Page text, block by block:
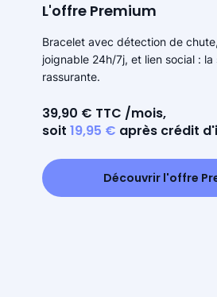
L'offre Premium
Bracelet avec détection de
joignable 24h/7j, et lien social : la
rassurante.
39,90 € TTC /mois,
soit 19,95 € après crédit
Découvrir l'offre